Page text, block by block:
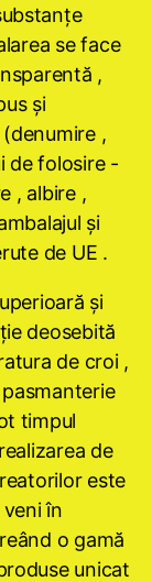
se face
,
şi
,
de folosire -
, albire ,
şi
de UE .
şi
deosebită
de croi ,
timpul
de
este
în
o gamă
unicat